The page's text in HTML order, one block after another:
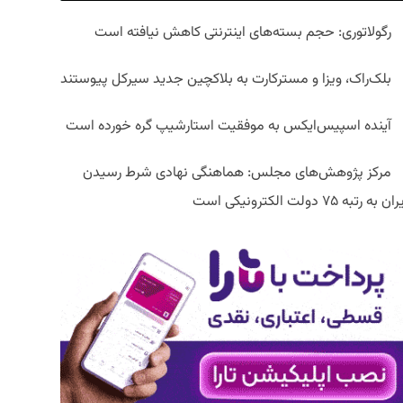
رگولاتوری: حجم بسته‌های اینترنتی کاهش نیافته است
بلک‌راک، ویزا و مسترکارت به بلاکچین جدید سیرکل پیوستند
آینده اسپیس‌ایکس به موفقیت استارشیپ گره خورده است
مرکز پژوهش‌های مجلس: هماهنگی نهادی شرط رسیدن
به رتبه ۷۵ دولت الکترونیکی است